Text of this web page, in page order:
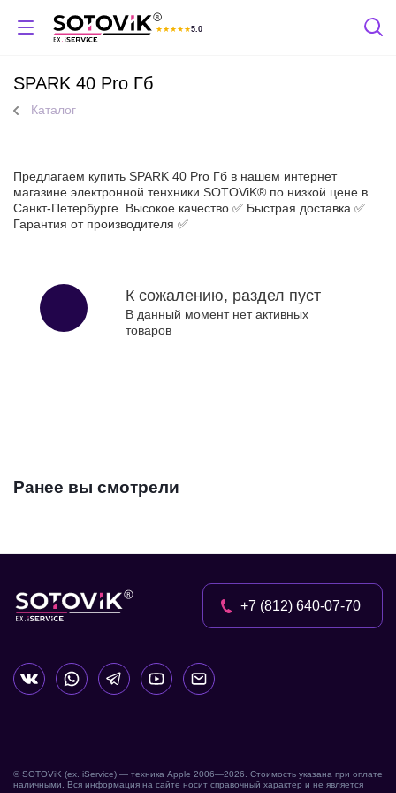
★ ★ ★ ★ ★5.0
Отзывы Яндекс
SPARK 40 Pro Гб
Каталог
Предлагаем купить SPARK 40 Pro Гб в нашем интернет
магазине электронной тенхники SOTOViK® по низкой цене в
Санкт-Петербурге. Высокое качество ✅ Быстрая доставка ✅
Гарантия от производителя ✅
К сожалению, раздел пуст
В данный момент нет активных
товаров
Ранее вы смотрели
+7 (812) 640-07-70
© SOTOViK (ex. iService) — техника Apple 2006—2026. Стоимость указана при оплате
наличными. Вся информация на сайте носит справочный характер и не является